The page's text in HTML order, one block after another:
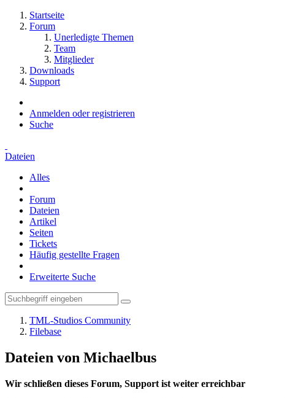
Startseite
Forum
Unerledigte Themen
Team
Mitglieder
Downloads
Support
Anmelden oder registrieren
Suche
Dateien
Alles
Forum
Dateien
Artikel
Seiten
Tickets
Häufig gestellte Fragen
Erweiterte Suche
TML-Studios Community
Filebase
Dateien von Michaelbus
Wir schließen dieses Forum, Support ist weiter erreichbar